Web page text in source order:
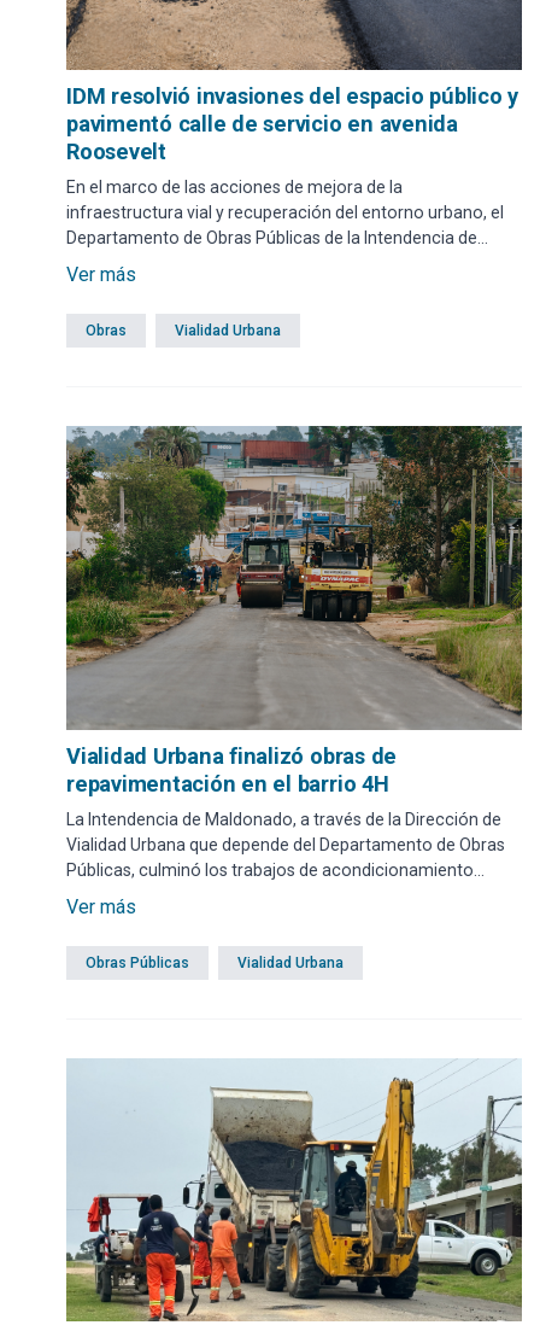
IDM resolvió invasiones del espacio público y
pavimentó calle de servicio en avenida
Roosevelt
En el marco de las acciones de mejora de la
infraestructura vial y recuperación del entorno urbano, el
Departamento de Obras Públicas de la Intendencia de
Maldonado finalizó los trabajos de pavimentación en una
vía de circulación estratégica.
Ver más
Obras Vialidad Urbana
Vialidad Urbana finalizó obras de
repavimentación en el barrio 4H
La Intendencia de Maldonado, a través de la Dirección de
Vialidad Urbana que depende del Departamento de Obras
Públicas, culminó los trabajos de acondicionamiento
urbano y repavimentación sobre la calle Esmeralda, una de
las arterias principales de enlace para esa zona.
Ver más
Obras Públicas Vialidad Urbana